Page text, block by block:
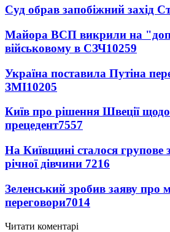
Суд обрав запобіжний захід
Майора ВСП викрили на
військовому в СЗЧ10259
Україна поставила Путіна
ЗМІ10205
Київ про рішення Швеції
прецедент7557
На Київщині сталося групове
річної дівчини 7216
Зеленський зробив заяву про
переговори7014
Читати коментарі